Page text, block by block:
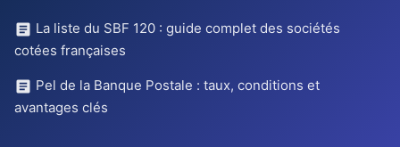
La liste du SBF 120 : guide complet des sociétés
cotées françaises
Pel de la Banque Postale : taux, conditions et
avantages clés